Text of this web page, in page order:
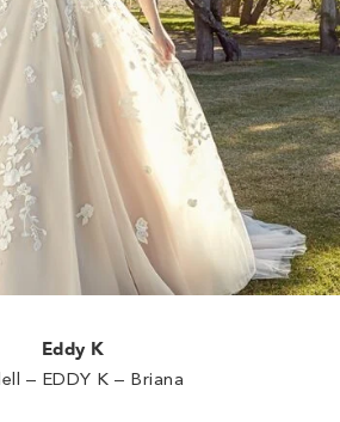
Eddy K
– EDDY K – Briana